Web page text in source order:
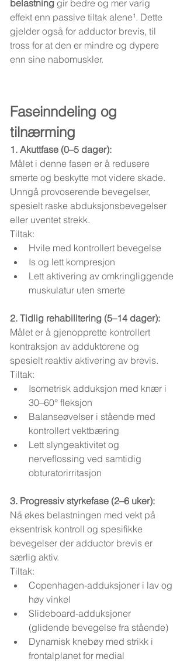
belastning gir bedre og mer varig
effekt enn passive tiltak alene¹. Dette
gjelder også for adductor brevis, til
tross for at den er mindre og dypere
enn sine nabomuskler.
Faseinndeling og
tilnærming
1. Akuttfase (0–5 dager):
Målet i denne fasen er å redusere
smerte og beskytte mot videre skade.
Unngå provoserende bevegelser,
spesielt raske abduksjonsbevegelser
eller uventet strekk.
Tiltak:
Hvile med kontrollert bevegelse
Is og lett kompresjon
Lett aktivering av omkringliggende
muskulatur uten smerte
2. Tidlig rehabilitering (5–14 dager):
Målet er å gjenopprette kontrollert
kontraksjon av adduktorene og
spesielt reaktiv aktivering av brevis.
Tiltak:
Isometrisk adduksjon med knær i
30–60° fleksjon
Balanseøvelser i stående med
kontrollert vektbæring
Lett slyngeaktivitet og
nerveflossing ved samtidig
obturatorirritasjon
3. Progressiv styrkefase (2–6 uker):
Nå økes belastningen med vekt på
eksentrisk kontroll og spesifikke
bevegelser der adductor brevis er
særlig aktiv.
Tiltak:
Copenhagen-adduksjoner i lav og
høy vinkel
Slideboard-adduksjoner
(glidende bevegelse fra stående)
Dynamisk knebøy med strikk i
frontalplanet for medial